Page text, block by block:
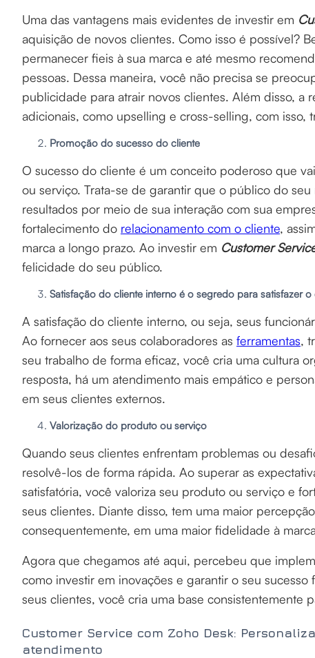
Uma das vantagens mais evidentes de investir em
aquisição de novos clientes. Como isso é possível?
permanecer fieis à sua marca e até mesmo
pessoas. Dessa maneira, você não precisa se
publicidade para atrair novos clientes. Além disso, a
adicionais, como upselling e cross-selling, com isso,
Promoção do sucesso do cliente
O sucesso do cliente é um conceito poderoso que
ou serviço. Trata-se de garantir que o público do
resultados por meio de sua interação com sua
fortalecimento do relacionamento com o cliente,
marca a longo prazo. Ao investir em Customer
felicidade do seu público.
Satisfação do cliente interno é o segredo para satisfazer o
A satisfação do cliente interno, ou seja, seus
Ao fornecer aos seus colaboradores as ferramentas,
seu trabalho de forma eficaz, você cria uma cultura
resposta, há um atendimento mais empático e
em seus clientes externos.
Valorização do produto ou serviço
Quando seus clientes enfrentam problemas ou
resolvê-los de forma rápida. Ao superar as
satisfatória, você valoriza seu produto ou serviço e
seus clientes. Diante disso, tem uma maior
consequentemente, em uma maior fidelidade à
Agora que chegamos até aqui, percebeu que
como investir em inovações e garantir o seu
seus clientes, você cria uma base consistentemente
Customer Service com Zoho Desk:
atendimento